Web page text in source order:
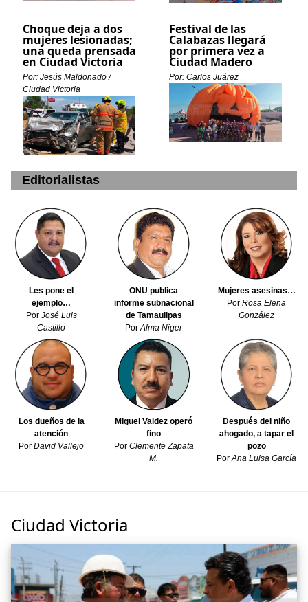
Choque deja a dos
mujeres lesionadas;
una queda prensada
en Ciudad Victoria
Por: Jesús Maldonado /
Ciudad Victoria
Festival de las
Calabazas llegará
por primera vez a
Ciudad Madero
Por: Carlos Juárez
Editorialistas__
Les pone el
ejemplo…
Por José Luis
Castillo
ONU publica
informe subnacional
de Tamaulipas
PorAlma Niger
Mujeres asesinas…
PorRosa Elena
González
Los dueños de la
atención
PorDavid Vallejo
Miguel Valdez operó
fino
Por Clemente Zapata
M.
Después del niño
ahogado, a tapar el
pozo
PorAna Luisa García
Ciudad Victoria